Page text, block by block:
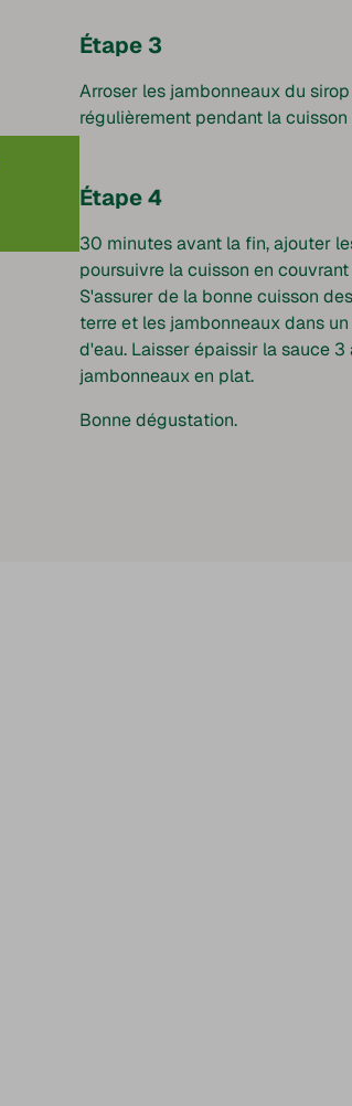
Étape 3
Arroser les jambonneaux du
régulièrement pendant la
Étape 4
30 minutes avant la fin, ajouter
poursuivre la cuisson en
S'assurer de la bonne cuisson
terre et les jambonneaux dans
d'eau. Laisser épaissir la sauce
jambonneaux en plat.
Bonne dégustation.